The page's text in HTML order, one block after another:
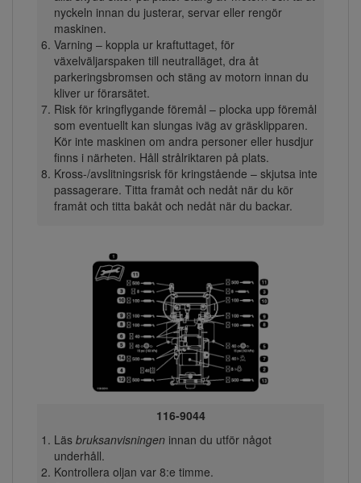
nyckeln innan du justerar, servar eller rengör
maskinen.
Varning – koppla ur kraftuttaget, för
växelväljarspaken till neutralläget, dra åt
parkeringsbromsen och stäng av motorn innan du
kliver ur förarsätet.
Risk för kringflygande föremål – plocka upp föremål
som eventuellt kan slungas iväg av gräsklipparen.
Kör inte maskinen om andra personer eller husdjur
finns i närheten. Håll strålriktaren på plats.
Kross-/avslitningsrisk för kringstående – skjutsa inte
passagerare. Titta framåt och nedåt när du kör
framåt och titta bakåt och nedåt när du backar.
116-9044
Läs bruksanvisningeninnan du utför något
underhåll.
Kontrollera oljan var 8:e timme.